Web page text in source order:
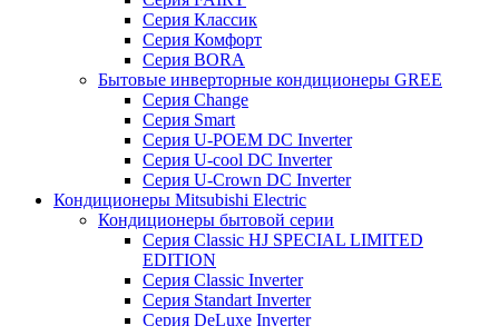
Серия Классик
Серия Комфорт
Серия BORA
Бытовые инверторные кондиционеры GREE
Серия Change
Серия Smart
Серия U-POEM DC Inverter
Серия U-cool DC Inverter
Серия U-Crown DC Inverter
Кондиционеры Mitsubishi Electric
Кондиционеры бытовой серии
Серия Classic HJ SPECIAL LIMITED
EDITION
Серия Classic Inverter
Серия Standart Inverter
Серия DeLuxe Inverter